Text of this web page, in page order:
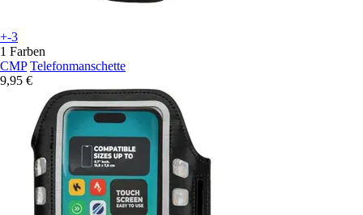
+-3
1 Farben
CMP Telefonmanschette
9,95 €